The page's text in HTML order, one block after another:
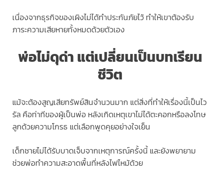
เนื่องจากธุรกิจของเผิงไม่ได้ทำประกันภัยไว้ ทำให้เขาต้องรับ
ภาระความเสียหายทั้งหมดด้วยตัวเอง
พ่อไม่ดุด่า แต่เปลี่ยนเป็นบทเรียน
ชีวิต
แม้จะต้องสูญเสียทรัพย์สินจำนวนมาก แต่สิ่งที่ทำให้เรื่องนี้เป็นไว
รัล คือท่าทีของผู้เป็นพ่อ หลังเกิดเหตุเขาไม่ได้ตะคอกหรือลงโทษ
ลูกด้วยความโกรธ แต่เลือกพูดคุยอย่างใจเย็น
เด็กชายไม่ได้รับบาดเจ็บจากเหตุการณ์ครั้งนี้ และยังพยายาม
ช่วยพ่อทำความสะอาดพื้นที่หลังไฟไหม้ด้วย